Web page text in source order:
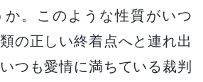
か。このような性質がいつ
の正しい終着点へと連れ出
つも愛情に満ちている裁判